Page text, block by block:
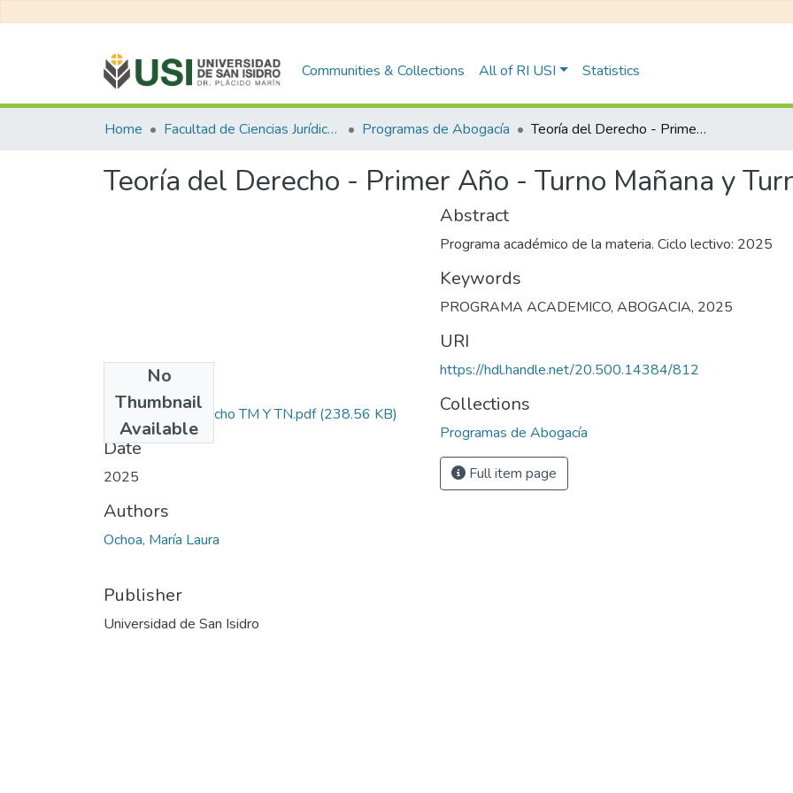
Communities & Collections All of RI USI Statistics
Home Facultad de Ciencias Jurídicas y de la Administración Programas de Abogacía Teoría del Derecho - Primer Año - Turno Mañana y Turno Noche
Teoría del Derecho - Primer Año - Turno Mañana y
No
Thumbnail
Available
Teoría del Derecho TM Y TN.pdf(238.56 KB)
Date
2025
Authors
Ochoa, María Laura
Publisher
Universidad de San Isidro
Abstract
Programa académico de la materia. Ciclo lectivo: 2025
Keywords
PROGRAMA ACADEMICO, ABOGACIA, 2025
URI
https://hdl.handle.net/20.500.14384/812
Collections
Programas de Abogacía
Full item page